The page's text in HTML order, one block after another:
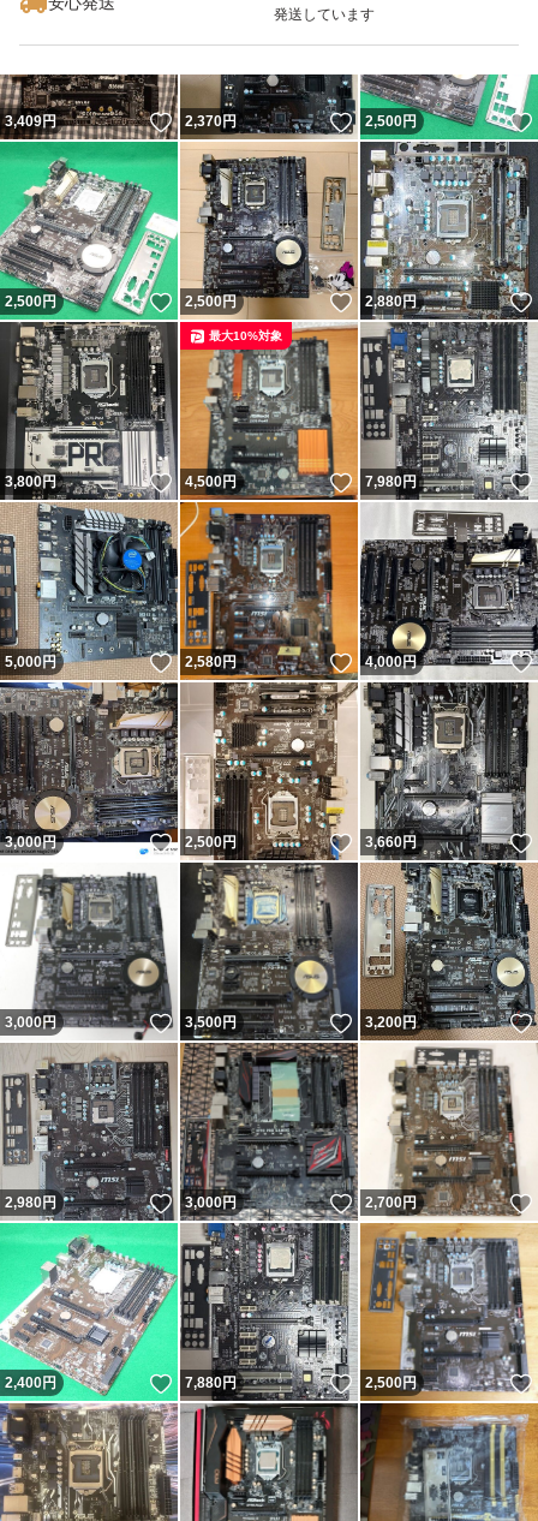
発送しています
3,409円 いいね！
2,370円 いいね！
2,500円
2,500円 いいね！
2,500円 いいね！
2,880円
3,800円 いいね！
4,500円 いいね！
最大10%対象
7,980円
5,000円 いいね！
2,580円 いいね！
4,000円
3,000円 いいね！
2,500円 いいね！
3,660円
3,000円 いいね！
3,500円 いいね！
3,200円
2,980円 いいね！
3,000円 いいね！
2,700円
2,400円 いいね！
7,880円 いいね！
2,500円